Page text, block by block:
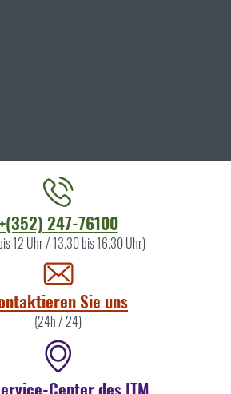
247-76100
12 Uhr / 13.30 bis 16.30 Uhr)
Sie uns
(24h / 24)